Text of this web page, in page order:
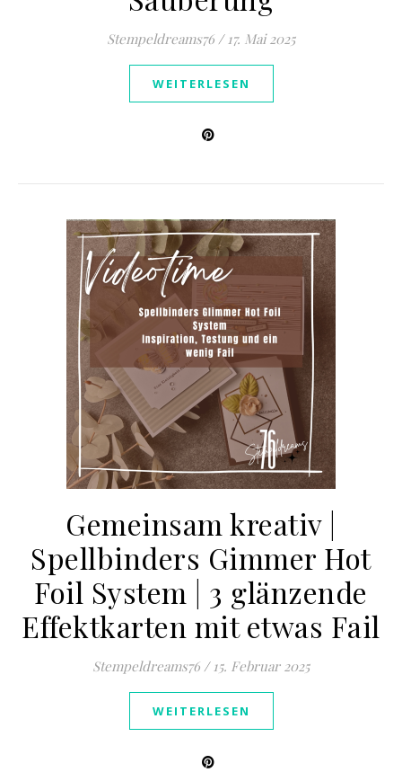
Stempeldreams76 / 17. Mai 2025
WEITERLESEN
Gemeinsam kreativ |
Spellbinders Gimmer Hot
Foil System | 3 glänzende
Effektkarten mit etwas Fail
Stempeldreams76 / 15. Februar 2025
WEITERLESEN